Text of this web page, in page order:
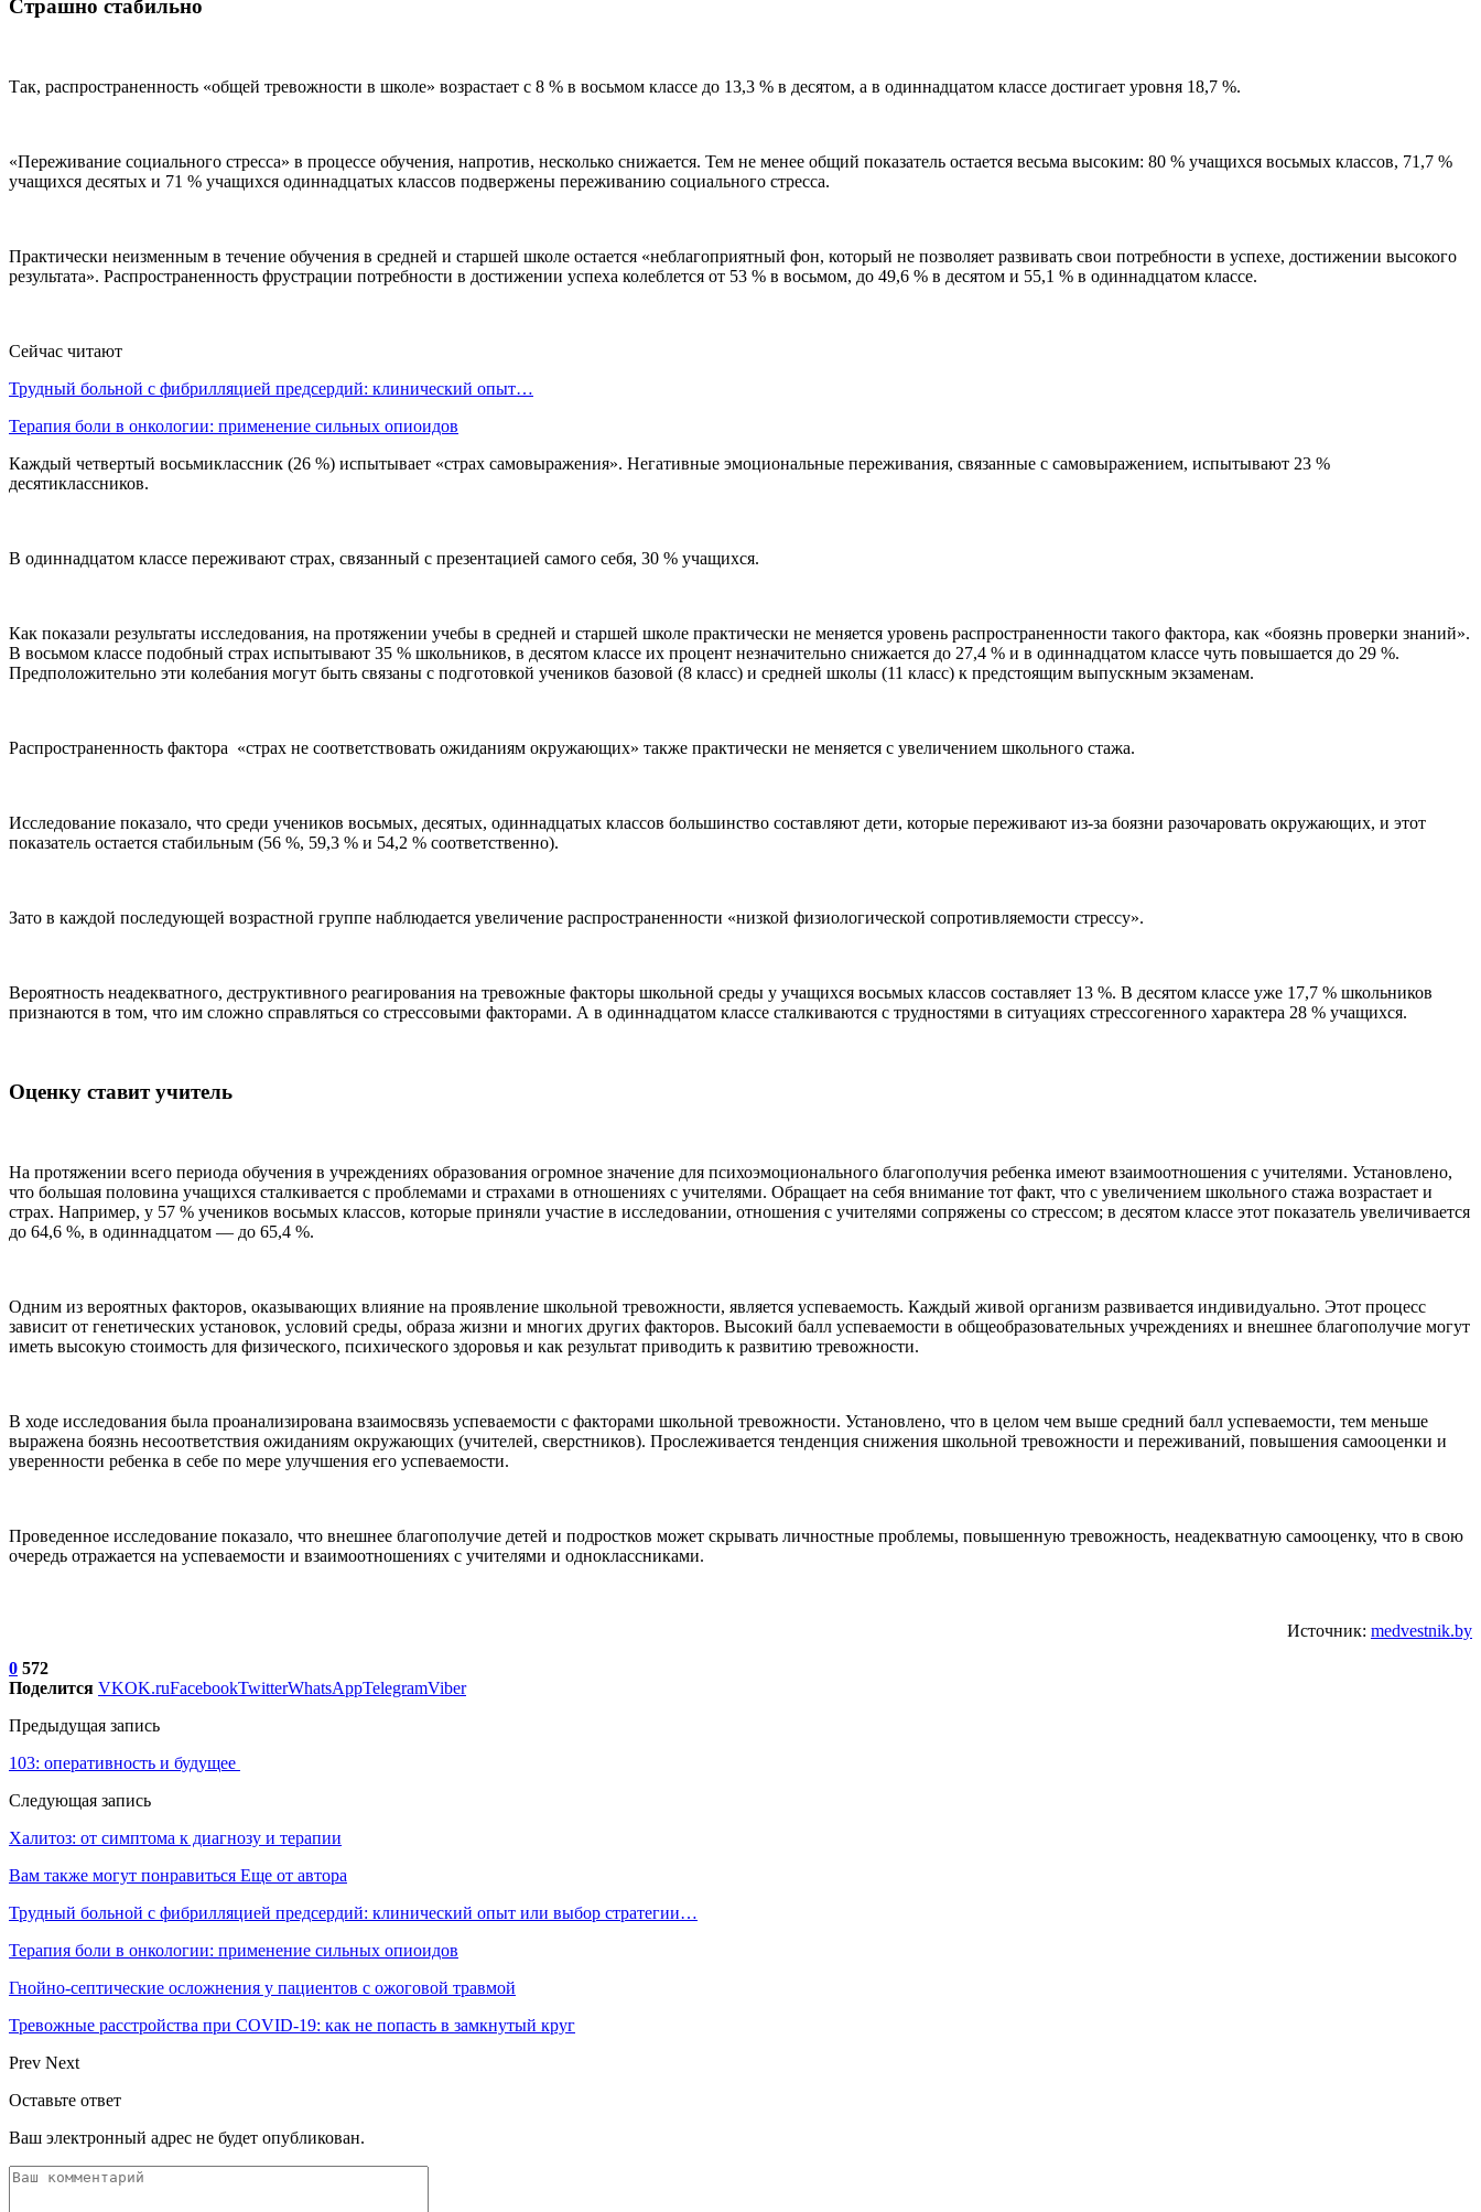
Страшно стабильно
Так, распространенность «общей тревожности в школе» возрастает с 8 % в восьмом классе до 13,3 % в десятом, а в одиннадцатом классе достигает уровня 18,7 %.
«Переживание социального стресса» в процессе обучения, напротив, несколько снижается. Тем не менее общий показатель остается весьма высоким: 80 % учащихся восьмых классов, 71,7 %
учащихся десятых и 71 % учащихся одиннадцатых классов подвержены переживанию социального стресса.
Практически неизменным в течение обучения в средней и старшей школе остается «неблагоприятный фон, который не позволяет развивать свои потребности в успехе, достижении высокого
результата». Распространенность фрустрации потребности в достижении успеха колеблется от 53 % в восьмом, до 49,6 % в десятом и 55,1 % в одиннадцатом классе.
Сейчас читают
Трудный больной с фибрилляцией предсердий: клинический опыт…
Терапия боли в онкологии: применение сильных опиоидов
Каждый четвертый восьмиклассник (26 %) испытывает «страх самовыражения». Негативные эмоциональные переживания, связанные с самовыражением, испытывают 23 %
десятиклассников.
В одиннадцатом классе переживают страх, связанный с презентацией самого себя, 30 % учащихся.
Как показали результаты исследования, на протяжении учебы в средней и старшей школе практически не меняется уровень распространенности такого фактора, как «боязнь проверки знаний».
В восьмом классе подобный страх испытывают 35 % школьников, в десятом классе их процент незначительно снижается до 27,4 % и в одиннадцатом классе чуть повышается до 29 %.
Предположительно эти колебания могут быть связаны с подготовкой учеников базовой (8 класс) и средней школы (11 класс) к предстоящим выпускным экзаменам.
Распространенность фактора «страх не соответствовать ожиданиям окружающих» также практически не меняется с увеличением школьного стажа.
Исследование показало, что среди учеников восьмых, десятых, одиннадцатых классов большинство составляют дети, которые переживают из-за боязни разочаровать окружающих, и этот
показатель остается стабильным (56 %, 59,3 % и 54,2 % соответственно).
Зато в каждой последующей возрастной группе наблюдается увеличение распространенности «низкой физиологической сопротивляемости стрессу».
Вероятность неадекватного, деструктивного реагирования на тревожные факторы школьной среды у учащихся восьмых классов составляет 13 %. В десятом классе уже 17,7 % школьников
признаются в том, что им сложно справляться со стрессовыми факторами. А в одиннадцатом классе сталкиваются с трудностями в ситуациях стрессогенного характера 28 % учащихся.
Оценку ставит учитель
На протяжении всего периода обучения в учреждениях образования огромное значение для психоэмоционального благополучия ребенка имеют взаимоотношения с учителями. Установлено,
что большая половина учащихся сталкивается с проблемами и страхами в отношениях с учителями. Обращает на себя внимание тот факт, что с увеличением школьного стажа возрастает и
страх. Например, у 57 % учеников восьмых классов, которые приняли участие в исследовании, отношения с учителями сопряжены со стрессом; в десятом классе этот показатель увеличивается
до 64,6 %, в одиннадцатом — до 65,4 %.
Одним из вероятных факторов, оказывающих влияние на проявление школьной тревожности, является успеваемость. Каждый живой организм развивается индивидуально. Этот процесс
зависит от генетических установок, условий среды, образа жизни и многих других факторов. Высокий балл успеваемости в общеобразовательных учреждениях и внешнее благополучие могут
иметь высокую стоимость для физического, психического здоровья и как результат приводить к развитию тревожности.
В ходе исследования была проанализирована взаимосвязь успеваемости с факторами школьной тревожности. Установлено, что в целом чем выше средний балл успеваемости, тем меньше
выражена боязнь несоответствия ожиданиям окружающих (учителей, сверстников). Прослеживается тенденция снижения школьной тревожности и переживаний, повышения самооценки и
уверенности ребенка в себе по мере улучшения его успеваемости.
Проведенное исследование показало, что внешнее благополучие детей и подростков может скрывать личностные проблемы, повышенную тревожность, неадекватную самооценку, что в свою
очередь отражается на успеваемости и взаимоотношениях с учителями и одноклассниками.
Источник: medvestnik.by
0 572
Поделится VKOK.ruFacebookTwitterWhatsAppTelegramViber
Предыдущая запись
103: оперативность и будущее
Следующая запись
Халитоз: от симптома к диагнозу и терапии
Вам также могут понравиться Еще от автора
Трудный больной с фибрилляцией предсердий: клинический опыт или выбор стратегии…
Терапия боли в онкологии: применение сильных опиоидов
Гнойно-септические осложнения у пациентов с ожоговой травмой
Тревожные расстройства при COVID-19: как не попасть в замкнутый круг
Prev Next
Оставьте ответ
Ваш электронный адрес не будет опубликован.